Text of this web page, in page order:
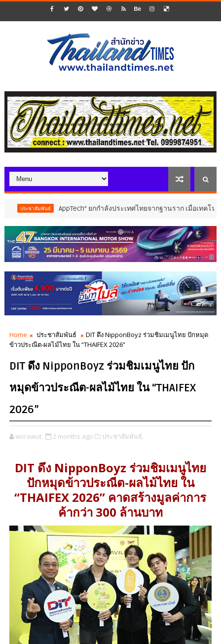
AppTech”​ ยกกำลังประเทศไทยจากฐานราก เมื่อเทคโนโลยีที่เหมาะสม
Home ประชาสัมพันธ์
DIT ดึง NipponBoyz ร่วมชิมเมนูไทย ปักหมุด
ข้าวประณีต-ผลไม้ไทย ใน “THAIFEX 2026”
DIT ดึง NipponBoyz ร่วมชิมเมนูไทย ปัก
หมุดข้าวประณีต-ผลไม้ไทย ใน “THAIFEX
2026”
worawut 2 months ago ประชาสัมพันธ์,
DIT ดึง NipponBoyz ร่วมชิมเมนูไทย
ปักหมุดข้าวประณีต-ผลไม้ไทย ใน
“THAIFEX 2026” คาดสร้างมูลค่าการ
ค้ากว่า 300 ล้านบาท